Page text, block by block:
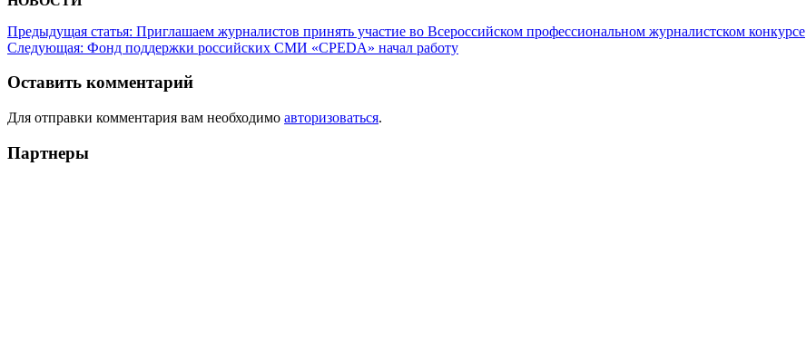
Предыдущая статья: Приглашаем журналистов принять участие во Всероссийском профессиональном журналистском конкурсе
Следующая: Фонд поддержки российских СМИ «СРЕDA» начал работу
Оставить комментарий
Для отправки комментария вам необходимо авторизоваться.
Партнеры